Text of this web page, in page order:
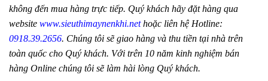
không đến mua hàng trực tiếp. Quý khách hãy đặt hàng qua
website www.sieuthimaynenkhi.nethoặc liên hệ Hotline:
0918.39.2656. Chúng tôi sẽ giao hàng và thu tiền tại nhà trên
toàn quốc cho Quý khách. Với trên 10 năm kinh nghiệm bán
hàng Online chúng tôi sẽ làm hài lòng Quý khách.